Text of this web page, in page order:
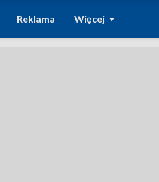
Reklama Więcej